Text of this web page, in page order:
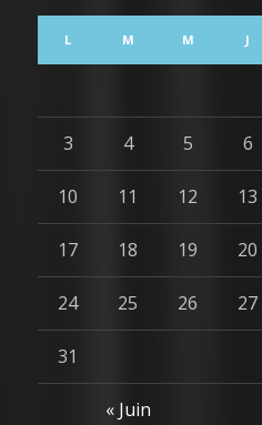
L M M J
« Juin
3 4 5 6
10 11 12 13
17 18 19 20
24 25 26 27
31